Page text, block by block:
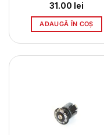
31.00 lei
ADAUGĂ ÎN COȘ